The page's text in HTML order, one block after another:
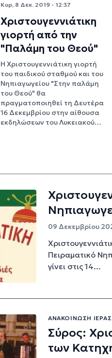
Κυρ, 8 Δεκ. 2019 - 12:37
Χριστουγεννιάτικη
γιορτή από την
"Παλάμη του Θεού"
Η Χριστουγεννιάτικη γιορτή
του παιδικού σταθμού και του
Νηπιαγωγείου "Στην παλάμη
του Θεού" θα
πραγματοποιηθεί τη Δευτέρα
16 Δεκεμβρίου στην αίθουσα
εκδηλώσεων του Λυκειακού…
09 Δεκεμβρίου
Πειραματικό
γίνει στις 14...
ΑΝΑΚΟΊΝΩΣΗ
Σύρος:
των